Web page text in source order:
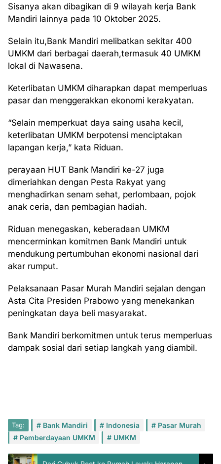
Sisanya akan dibagikan di 9 wilayah kerja Bank
Mandiri lainnya pada 10 Oktober 2025.
Selain itu,Bank Mandiri melibatkan sekitar 400
UMKM dari berbagai daerah,termasuk 40 UMKM
lokal di Nawasena.
Keterlibatan UMKM diharapkan dapat memperluas
pasar dan menggerakkan ekonomi kerakyatan.
“Selain memperkuat daya saing usaha kecil,
keterlibatan UMKM berpotensi menciptakan
lapangan kerja,” kata Riduan.
perayaan HUT Bank Mandiri ke-27 juga
dimeriahkan dengan Pesta Rakyat yang
menghadirkan senam sehat, perlombaan, pojok
anak ceria, dan pembagian hadiah.
Riduan menegaskan, keberadaan UMKM
mencerminkan komitmen Bank Mandiri untuk
mendukung pertumbuhan ekonomi nasional dari
akar rumput.
Pelaksanaan Pasar Murah Mandiri sejalan dengan
Asta Cita Presiden Prabowo yang menekankan
peningkatan daya beli masyarakat.
Bank Mandiri berkomitmen untuk terus memperluas
dampak sosial dari setiap langkah yang diambil.
Tag: Bank Mandiri Indonesia
Pasar Murah
Pemberdayaan UMKM
UMKM